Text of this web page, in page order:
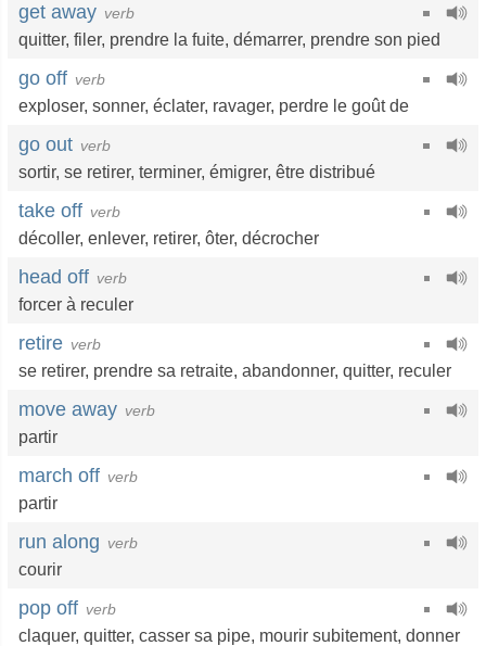
get away verb
quitter, filer, prendre la fuite, démarrer, prendre son pied
go off verb
exploser, sonner, éclater, ravager, perdre le goût de
go out verb
sortir, se retirer, terminer, émigrer, être distribué
take off verb
décoller, enlever, retirer, ôter, décrocher
head off verb
forcer à reculer
retire verb
se retirer, prendre sa retraite, abandonner, quitter, reculer
move away verb
partir
march off verb
partir
run along verb
courir
pop off verb
claquer, quitter, casser sa pipe, mourir subitement, donner